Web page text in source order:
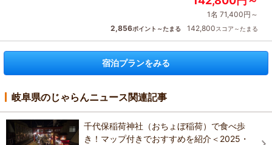
1名 71,400円～
2,856ポイント～たまる 142,800スコア～たまる
宿泊プランをみる
岐阜県のじゃらんニュース関連記事
千代保稲荷神社（おちょぼ稲荷）で食べ歩
き！マップ付きでおすすめを紹介＜2025・